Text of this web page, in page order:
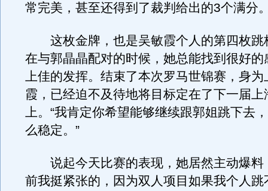
常完美，甚至还得到了裁判给出的3个满分
这枚金牌，也是吴敏霞个人的第四枚跳
在与郭晶晶配对的时候，她总能找到很好的
上佳的发挥。结束了本次罗马世锦赛，身为
霞，已经迫不及待地将目标定在了下一届
上。“我肯定你希望能够继续跟郭姐跳下去
么稳定。”
说起今天比赛的表现，她居然主动爆料
前我挺紧张的，因为双人项目如果我个人跳